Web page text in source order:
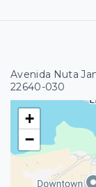
Avenida Nuta
22640-030
+
−